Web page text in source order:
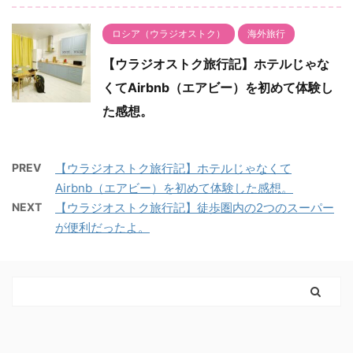
ロシア（ウラジオストク） 海外旅行
【ウラジオストク旅行記】ホテルじゃな
くてAirbnb（エアビー）を初めて体験し
た感想。
PREV
【ウラジオストク旅行記】ホテルじゃなくて
Airbnb（エアビー）を初めて体験した感想。
NEXT
【ウラジオストク旅行記】徒歩圏内の2つのスーパー
が便利だったよ。